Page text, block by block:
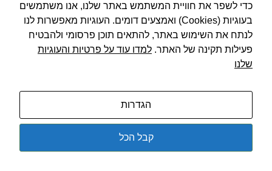
מה זה זכיינות?
זכיינות הוא מושג מעולם העסקים, והוא מודל עסקי נפוץ המאפשר
ליזמים להפוך לבעלים של סניף מותג מוכר, תוך שימוש במוניטין
כדי לשפר את חוויית המשתמש באתר שלנו, אנו משתמשים
בעוגיות (Cookies) ואמצעים דומים. העוגיות מאפשרות לנו
לנתח את השימוש באתר, להתאים תוכן פרסומי ולהבטיח
פעילות תקינה של האתר. למדו עוד על פרטיות והעוגיות
שלנו
הגדרות
קבל הכל